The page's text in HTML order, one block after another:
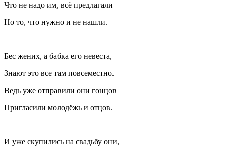
Что не надо им, всё предлагали
Но то, что нужно и не нашли.
Бес жених, а бабка его невеста,
Знают это все там повсеместно.
Ведь уже отправили они гонцов
Пригласили молодёжь и отцов.
И уже скупились на свадьбу они,